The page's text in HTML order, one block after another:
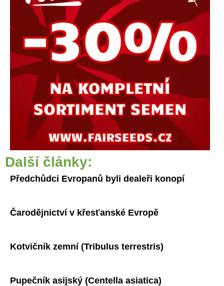
Další články:
Předchůdci Evropanů byli dealeři konopí
Čarodějnictví v křesťanské Evropě
Kotvičník zemní (Tribulus terrestris)
Pupečník asijský (Centella asiatica)